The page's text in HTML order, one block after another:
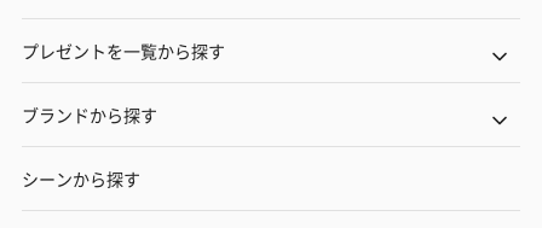
プレゼントを一覧から探す
ブランドから探す
シーンから探す